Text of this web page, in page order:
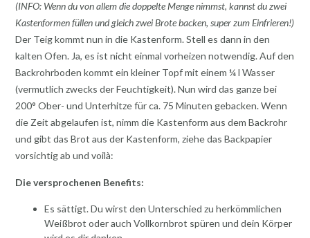
(INFO: Wenn du von allem die doppelte Menge nimmst, kannst du zwei
Kastenformen füllen und gleich zwei Brote backen, super zum Einfrieren!)
Der Teig kommt nun in die Kastenform. Stell es dann in den
kalten Ofen. Ja, es ist nicht einmal vorheizen notwendig. Auf den
Backrohrboden kommt ein kleiner Topf mit einem ¼ l Wasser
(vermutlich zwecks der Feuchtigkeit). Nun wird das ganze bei
200° Ober- und Unterhitze für ca. 75 Minuten gebacken. Wenn
die Zeit abgelaufen ist, nimm die Kastenform aus dem Backrohr
und gibt das Brot aus der Kastenform, ziehe das Backpapier
vorsichtig ab und voilà:
Die versprochenen Benefits:
Es sättigt. Du wirst den Unterschied zu herkömmlichen
Weißbrot oder auch Vollkornbrot spüren und dein Körper